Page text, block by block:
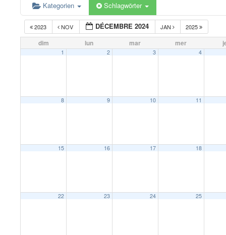
Kategorien Schlagwörter
2023 NOV DÉCEMBRE 2024 JAN 2025
dim lun mar mer
1 2 3 4
8 9 10 11
15 16 17 18
22 23 24 25